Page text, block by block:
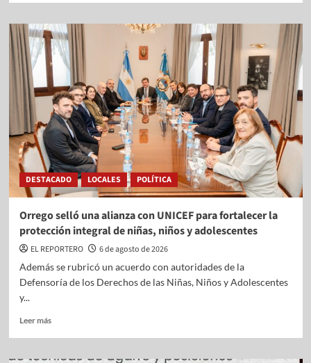
DESTACADO LOCALES POLÍTICA
Orrego selló una alianza con UNICEF para fortalecer la
protección integral de niñas, niños y adolescentes
EL REPORTERO
6 de agosto de 2026
Además se rubricó un acuerdo con autoridades de la
Defensoría de los Derechos de las Niñas, Niños y Adolescentes
y...
Leer más